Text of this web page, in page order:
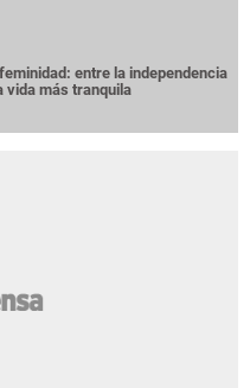
entre la independencia
vida más tranquila